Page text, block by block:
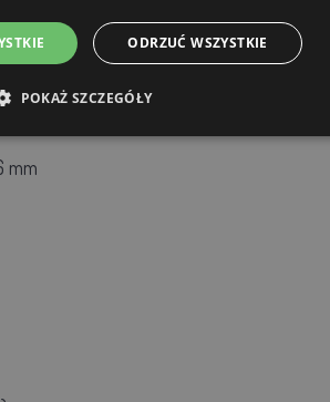
mm
ODRZUĆ WSZYSTKIE
POKAŻ SZCZEGÓŁY